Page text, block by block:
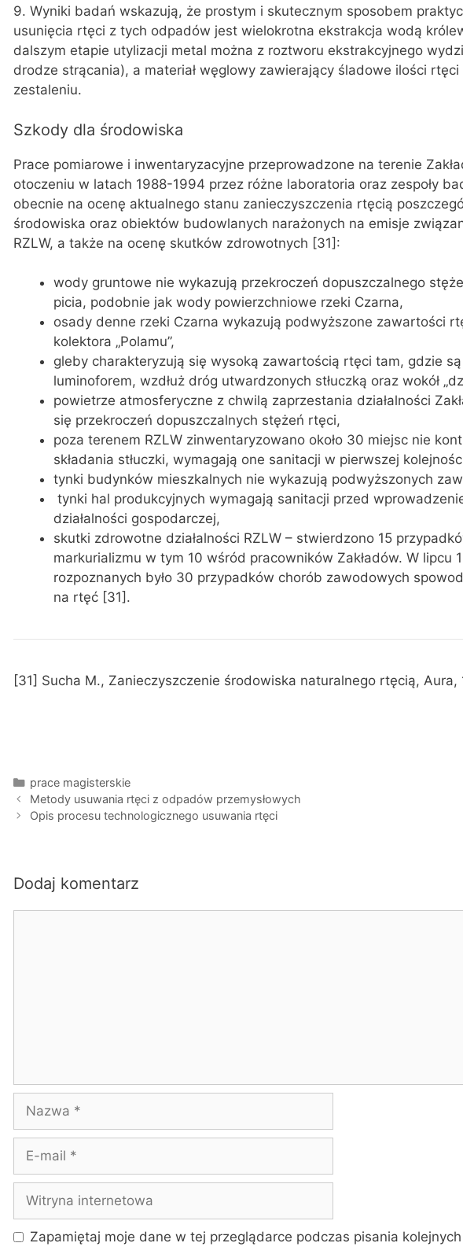
9. Wyniki badań wskazują, że prostym i skutecznym sposobem
usunięcia rtęci z tych odpadów jest wielokrotna ekstrakcja wodą
dalszym etapie utylizacji metal można z roztworu ekstrakcyjnego
drodze strącania), a materiał węglowy zawierający śladowe ilości
zestaleniu.
Szkody dla środowiska
Prace pomiarowe i inwentaryzacyjne przeprowadzone na terenie
otoczeniu w latach 1988-1994 przez różne laboratoria oraz zespoły
obecnie na ocenę aktualnego stanu zanieczyszczenia rtęcią
środowiska oraz obiektów budowlanych narażonych na emisje
RZLW, a także na ocenę skutków zdrowotnych [31]:
wody gruntowe nie wykazują przekroczeń dopuszczalnego
picia, podobnie jak wody powierzchniowe rzeki Czarna,
osady denne rzeki Czarna wykazują podwyższone zawartości
kolektora „Polamu”,
gleby charakteryzują się wysoką zawartością rtęci tam, gdzie
luminoforem, wzdłuż dróg utwardzonych stłuczką oraz wokół
powietrze atmosferyczne z chwilą zaprzestania działalności
się przekroczeń dopuszczalnych stężeń rtęci,
poza terenem RZLW zinwentaryzowano około 30 miejsc nie
składania stłuczki, wymagają one sanitacji w pierwszej
tynki budynków mieszkalnych nie wykazują podwyższonych
tynki hal produkcyjnych wymagają sanitacji przed
działalności gospodarczej,
skutki zdrowotne działalności RZLW – stwierdzono 15
markurializmu w tym 10 wśród pracowników Zakładów. W lipcu
rozpoznanych było 30 przypadków chorób zawodowych
na rtęć [31].
[31] Sucha M., Zanieczyszczenie środowiska naturalnego rtęcią, Aura,
Kategorie
prace magisterskie
Metody usuwania rtęci z odpadów przemysłowych
Opis procesu technologicznego usuwania rtęci
Dodaj komentarz
Nazwa
Witryna
internetowa
Zapamiętaj moje dane w tej przeglądarce podczas pisania